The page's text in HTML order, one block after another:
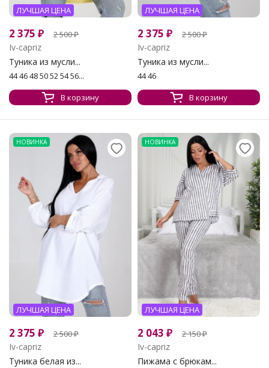
ЛУЧШАЯ ЦЕНА
2 375 ₽ 2 500₽
Iv-capriz
Туника из мусли...
44 46 48 50 52 54 56...
В корзину
ЛУЧШАЯ ЦЕНА
2 375 ₽ 2 500₽
Iv-capriz
Туника из мусли...
44 46
В корзину
НОВИНКА
ЛУЧШАЯ ЦЕНА
2 375 ₽ 2 500₽
Iv-capriz
Туника белая из...
НОВИНКА
ЛУЧШАЯ ЦЕНА
2 043 ₽ 2 150₽
Iv-capriz
Пижама с брюкам...